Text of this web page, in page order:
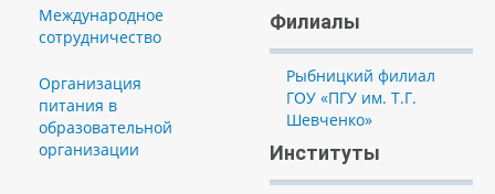
Международное
сотрудничество
Организация
питания в
образовательной
организации
Филиалы
Рыбницкий филиал
ГОУ «ПГУ им. Т.Г.
Шевченко»
Институты